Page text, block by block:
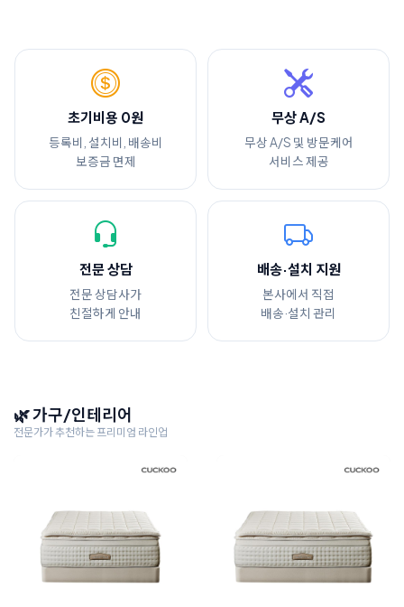
초기비용 0원
등록비, 설치비, 배송비
보증금 면제
무상 A/S
무상 A/S 및 방문케어
서비스 제공
전문 상담
전문 상담사가
친절하게 안내
배송·설치 지원
본사에서 직접
배송·설치 관리
🌿 가구/인테리어
전문가가 추천하는 프리미엄 라인업